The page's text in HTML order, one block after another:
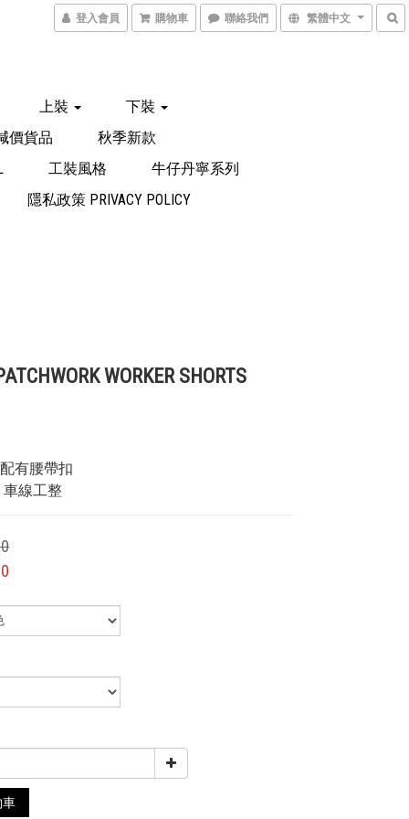
登入會員 購物車 聯絡我們 繁體中文
上裝
下裝
價貨品
秋季新款
工裝風格
牛仔丹寧系列
隱私政策 PRIVACY POLICY
WORKER SHORTS
有腰帶扣
車線工整
車